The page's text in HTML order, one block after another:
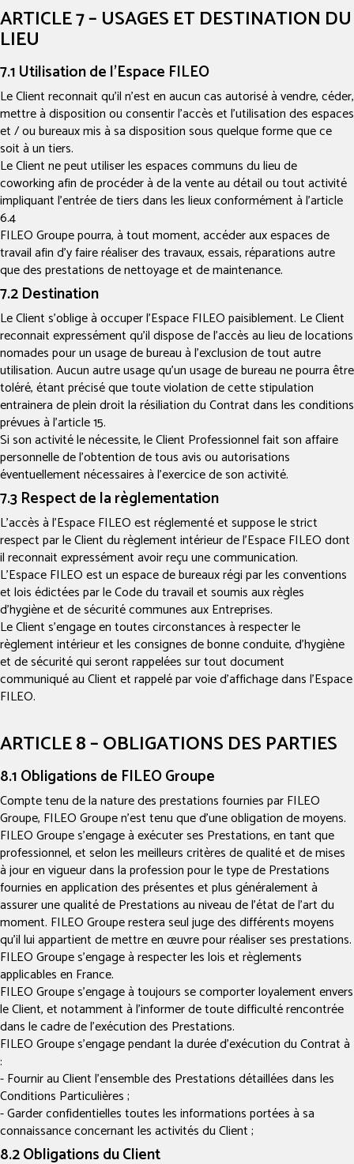
ARTICLE 7 – USAGES ET DESTINATION DU
LIEU
7.1 Utilisation de l’Espace FILEO
Le Client reconnait qu’il n’est en aucun cas autorisé à vendre, céder,
mettre à disposition ou consentir l’accès et l’utilisation des espaces
et / ou bureaux mis à sa disposition sous quelque forme que ce
soit à un tiers.
Le Client ne peut utiliser les espaces communs du lieu de
coworking afin de procéder à de la vente au détail ou tout activité
impliquant l’entrée de tiers dans les lieux conformément à l’article
6.4
FILEO Groupe pourra, à tout moment, accéder aux espaces de
travail afin d’y faire réaliser des travaux, essais, réparations autre
que des prestations de nettoyage et de maintenance.
7.2 Destination
Le Client s’oblige à occuper l’Espace FILEO paisiblement. Le Client
reconnait expressément qu’il dispose de l’accès au lieu de locations
nomades pour un usage de bureau à l’exclusion de tout autre
utilisation. Aucun autre usage qu’un usage de bureau ne pourra être
toléré, étant précisé que toute violation de cette stipulation
entrainera de plein droit la résiliation du Contrat dans les conditions
prévues à l’article 15.
Si son activité le nécessite, le Client Professionnel fait son affaire
personnelle de l’obtention de tous avis ou autorisations
éventuellement nécessaires à l’exercice de son activité.
7.3 Respect de la règlementation
L’accès à l’Espace FILEO est réglementé et suppose le strict
respect par le Client du règlement intérieur de l’Espace FILEO dont
il reconnait expressément avoir reçu une communication.
L’Espace FILEO est un espace de bureaux régi par les conventions
et lois édictées par le Code du travail et soumis aux règles
d’hygiène et de sécurité communes aux Entreprises.
Le Client s’engage en toutes circonstances à respecter le
règlement intérieur et les consignes de bonne conduite, d’hygiène
et de sécurité qui seront rappelées sur tout document
communiqué au Client et rappelé par voie d’affichage dans l’Espace
FILEO.
ARTICLE 8 – OBLIGATIONS DES PARTIES
8.1 Obligations de FILEO Groupe
Compte tenu de la nature des prestations fournies par FILEO
Groupe, FILEO Groupe n’est tenu que d’une obligation de moyens.
FILEO Groupe s’engage à exécuter ses Prestations, en tant que
professionnel, et selon les meilleurs critères de qualité et de mises
à jour en vigueur dans la profession pour le type de Prestations
fournies en application des présentes et plus généralement à
assurer une qualité de Prestations au niveau de l’état de l’art du
moment. FILEO Groupe restera seul juge des différents moyens
qu’il lui appartient de mettre en œuvre pour réaliser ses prestations.
FILEO Groupe s’engage à respecter les lois et règlements
applicables en France.
FILEO Groupe s’engage à toujours se comporter loyalement envers
le Client, et notamment à l’informer de toute difficulté rencontrée
dans le cadre de l’exécution des Prestations.
FILEO Groupe s’engage pendant la durée d’exécution du Contrat à
:
- Fournir au Client l’ensemble des Prestations détaillées dans les
Conditions Particulières ;
- Garder confidentielles toutes les informations portées à sa
connaissance concernant les activités du Client ;
8.2 Obligations du Client